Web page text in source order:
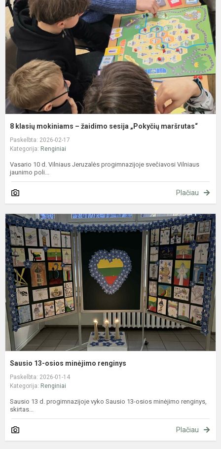
8 klasių mokiniams – žaidimo sesija „Pokyčių maršrutas“
Paskelbta: 2026-02-17
Kategorija: Renginiai
Vasario 10 d. Vilniaus Jeruzalės progimnazijoje svečiavosi Vilniaus
jaunimo poli...
Plačiau
Sausio 13-osios minėjimo renginys
Paskelbta: 2026-01-14
Kategorija: Renginiai
Sausio 13 d. progimnazijoje vyko Sausio 13-osios minėjimo renginys,
skirtas...
Plačiau